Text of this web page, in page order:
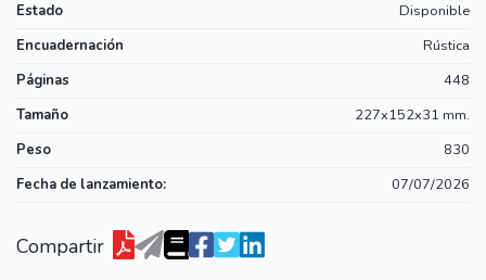
Estado
Disponible
Encuadernación
Rústica
Páginas
448
Tamaño
227x152x31 mm.
Peso
830
Fecha de lanzamiento:
07/07/2026
Compartir